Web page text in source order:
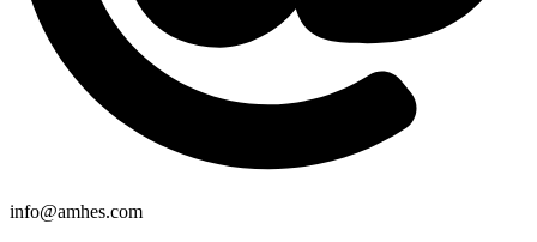
info@amhes.com